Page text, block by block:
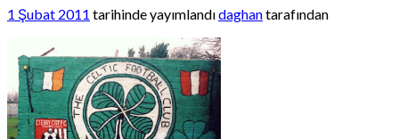
1 Şubat 2011 tarihinde yayımlandıdaghantarafından